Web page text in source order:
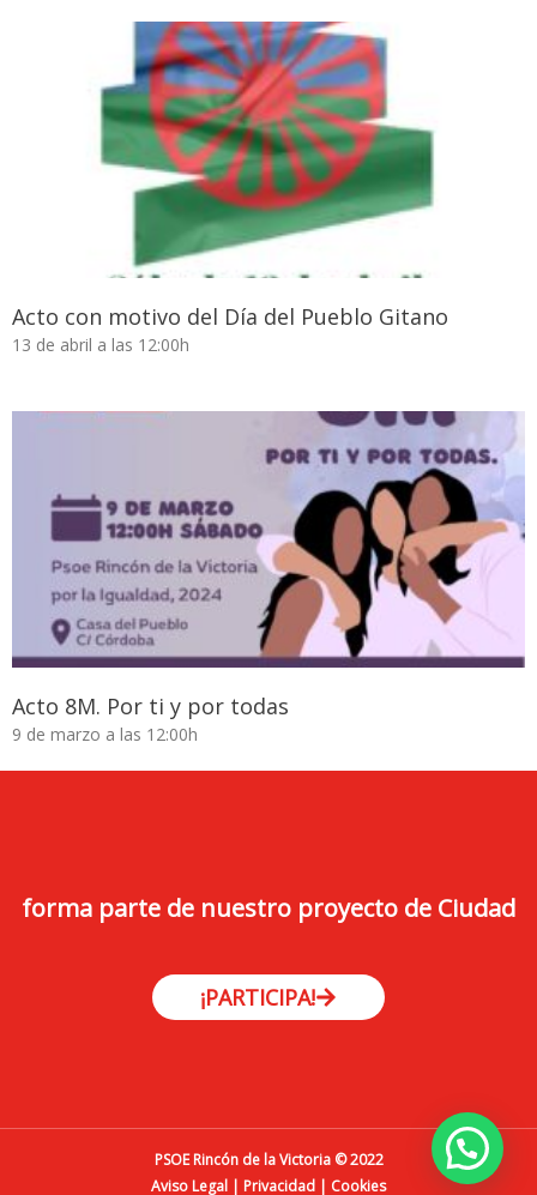
Acto con motivo del Día del Pueblo Gitano
13 de abril a las 12:00h
Acto 8M. Por ti y por todas
9 de marzo a las 12:00h
forma parte de nuestro proyecto de Ciudad
¡PARTICIPA!
PSOE Rincón de la Victoria © 2022
Aviso Legal | Privacidad | Cookies